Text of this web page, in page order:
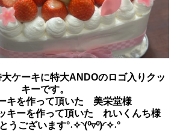
ケーキに特大ANDOのロゴ入りクッ
キーです。
キを作って頂いた 美栄堂様
キーを作って頂いた れいくんち様
うございます°˖✧◝(⁰▿⁰)◜✧˖°